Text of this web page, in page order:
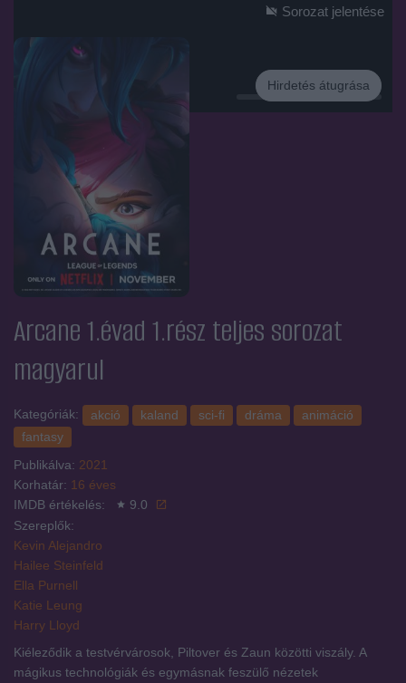
Hirdetés átugrása
Sorozat jelentése
Arcane 1.évad 1.rész teljes sorozat
magyarul
Kategóriák: akció kaland sci-fi dráma
animáció
fantasy
Publikálva: 2021
Korhatár: 16 éves
IMDB értékelés:
9.0
Szereplők:
Kevin Alejandro
Hailee Steinfeld
Ella Purnell
Katie Leung
Harry Lloyd
Kiéleződik a testvérvárosok, Piltover és Zaun közötti viszály. A
mágikus technológiák és egymásnak feszülő nézetek